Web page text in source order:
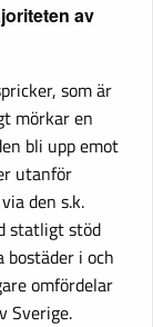
av
som är
mörkar en
bli upp emot
utanför
den s.k.
statligt stöd
i och
omfördelar
Sverige.